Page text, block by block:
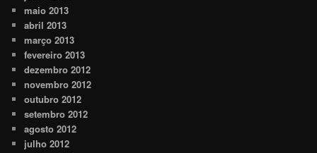
maio 2013
abril 2013
março 2013
fevereiro 2013
dezembro 2012
novembro 2012
outubro 2012
setembro 2012
agosto 2012
julho 2012